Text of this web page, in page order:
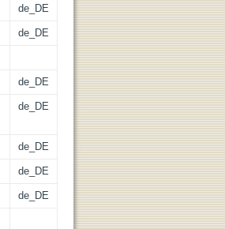
de_DE
de_DE
de_DE
de_DE
de_DE
de_DE
de_DE